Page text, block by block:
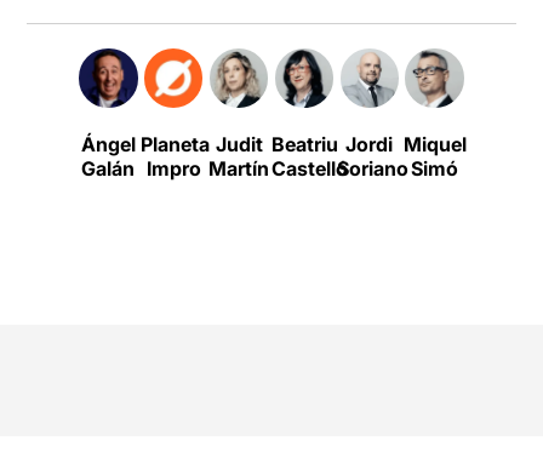
Ángel
Galán
Planeta
Impro
Judit
Martín
Beatriu
Castelló
Jordi
Soriano
Miquel
Simó